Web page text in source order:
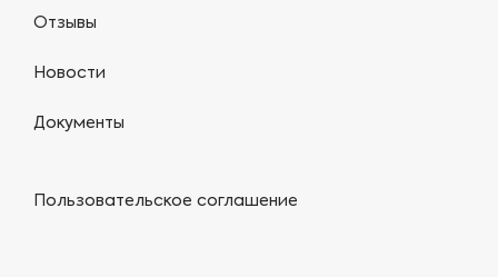
Отзывы
Новости
Документы
Пользовательское соглашение